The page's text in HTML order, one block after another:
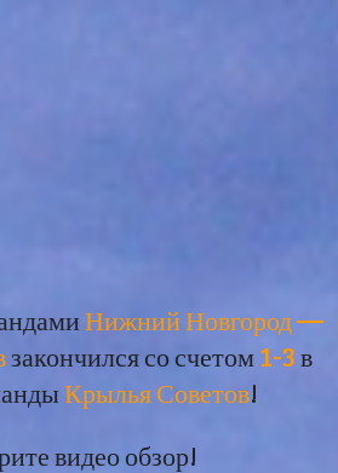
Нижний Новгород —
закончился со счетом1-3в
Крылья Советов!
видео обзор!